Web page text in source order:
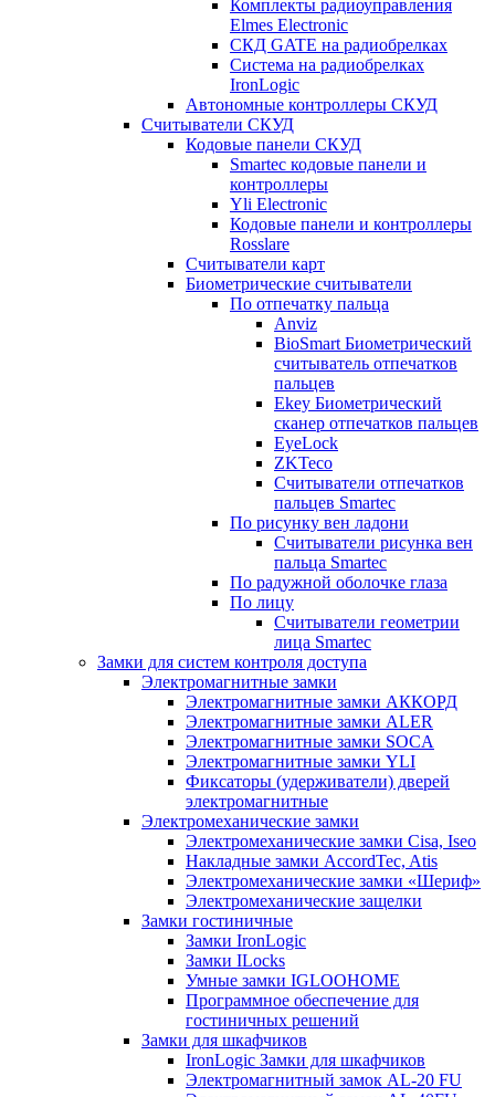
Комплекты радиоуправления
Elmes Electronic
СКД GATE на радиобрелках
Система на радиобрелках
IronLogic
Автономные контроллеры СКУД
Считыватели СКУД
Кодовые панели СКУД
Smartec кодовые панели и
контроллеры
Yli Electronic
Кодовые панели и контроллеры
Rosslare
Считыватели карт
Биометрические считыватели
По отпечатку пальца
Anviz
BioSmart Биометрический
считыватель отпечатков
пальцев
Ekey Биометрический
сканер отпечатков пальцев
EyeLock
ZKTeco
Считыватели отпечатков
пальцев Smartec
По рисунку вен ладони
Считыватели рисунка вен
пальца Smartec
По радужной оболочке глаза
По лицу
Считыватели геометрии
лица Smartec
Замки для систем контроля доступа
Электромагнитные замки
Электромагнитные замки АККОРД
Электромагнитные замки ALER
Электромагнитные замки SOCA
Электромагнитные замки YLI
Фиксаторы (удерживатели) дверей
электромагнитные
Электромеханические замки
Электромеханические замки Cisa, Iseo
Накладные замки AccordTec, Atis
Электромеханические замки «Шериф»
Электромеханические защелки
Замки гостиничные
Замки IronLogic
Замки ILocks
Умные замки IGLOOHOME
Программное обеспечение для
гостиничных решений
Замки для шкафчиков
IronLogic Замки для шкафчиков
Электромагнитный замок AL-20 FU